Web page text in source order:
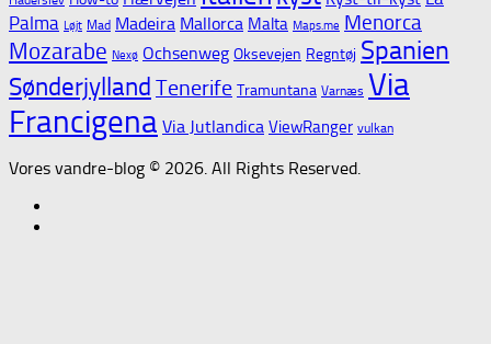
Palma Løjt Mad Madeira Mallorca Malta Maps.me Menorca
Mozarabe Nexø Ochsenweg Oksevejen Regntøj Spanien
Sønderjylland Tenerife Tramuntana Varnæs Via
Francigena Via Jutlandica ViewRanger vulkan
Vores vandre-blog © 2026. All Rights Reserved.